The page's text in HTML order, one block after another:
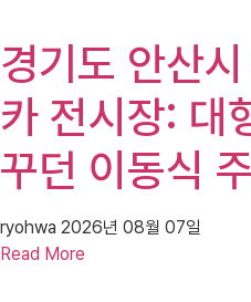
경기도 안산
카 전시장: 대
꾸던 이동식
ryohwa 2026년 08월 07일
Read More